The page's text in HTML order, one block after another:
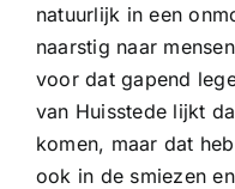
natuurlijk in een
naarstig naar
voor dat gapend
van Huisstede lijkt
komen, maar dat
ook in de smiezen